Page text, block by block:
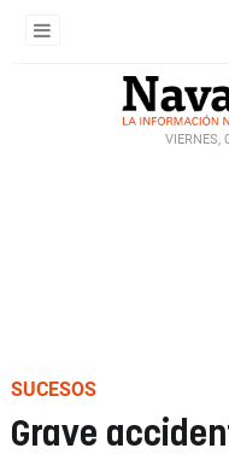
VIERNES,
SUCESOS
Grave